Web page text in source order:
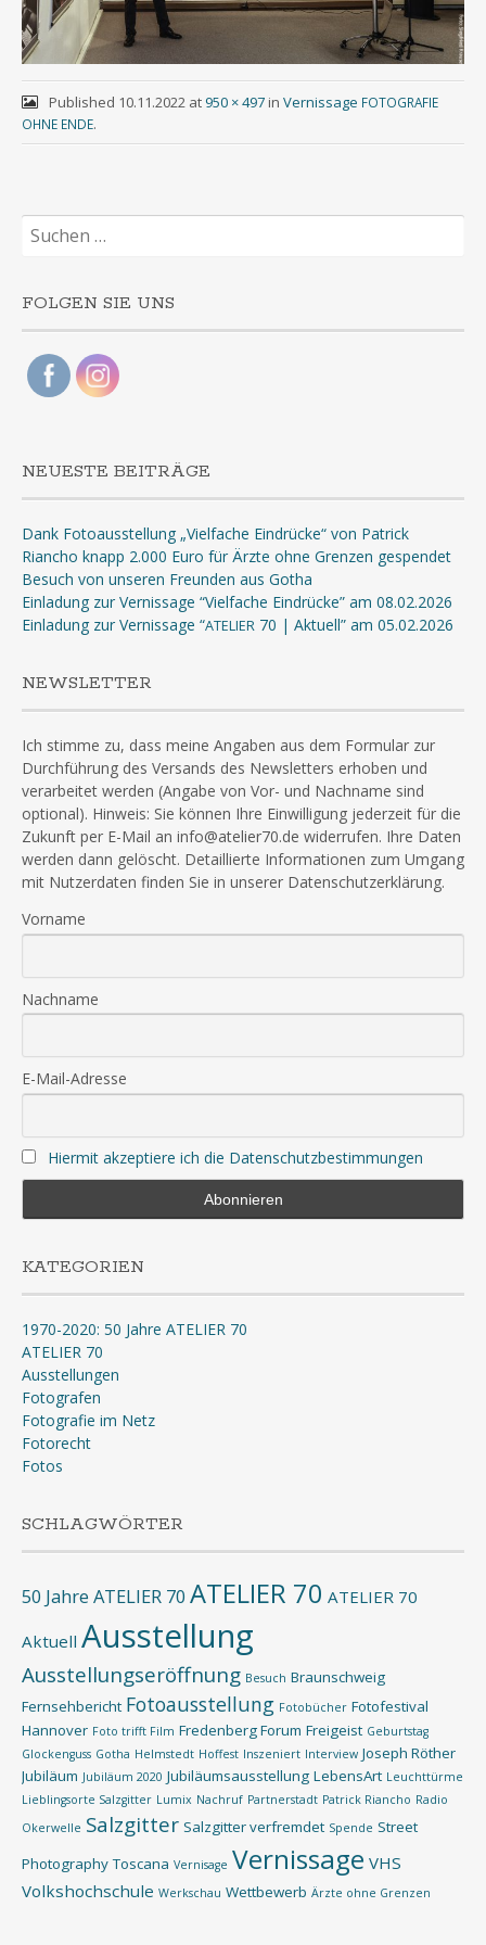
Published 10.11.2022at950 × 497in Vernissage FOTOGRAFIE
OHNE ENDE.
nach:
FOLGEN SIE UNS
NEUESTE BEITRÄGE
Dank Fotoausstellung „Vielfache Eindrücke“ von Patrick
Riancho knapp 2.000 Euro für Ärzte ohne Grenzen gespendet
Besuch von unseren Freunden aus Gotha
Einladung zur Vernissage “Vielfache Eindrücke” am 08.02.2026
Einladung zur Vernissage “ATELIER 70 | Aktuell” am 05.02.2026
NEWSLETTER
Ich stimme zu, dass meine Angaben aus dem Formular zur
Durchführung des Versands des Newsletters erhoben und
verarbeitet werden (Angabe von Vor- und Nachname sind
optional). Hinweis: Sie können Ihre Einwilligung jederzeit für die
Zukunft per E-Mail an info@atelier70.de widerrufen. Ihre Daten
werden dann gelöscht. Detaillierte Informationen zum Umgang
mit Nutzerdaten finden Sie in unserer Datenschutzerklärung.
Vorname
Nachname
E-Mail-Adresse
Hiermit akzeptiere ich die Datenschutzbestimmungen
KATEGORIEN
1970-2020: 50 Jahre ATELIER 70
ATELIER 70
Ausstellungen
Fotografen
Fotografie im Netz
Fotorecht
Fotos
SCHLAGWÖRTER
50 Jahre ATELIER 70 ATELIER 70 ATELIER 70
Aktuell Ausstellung
Ausstellungseröffnung Besuch Braunschweig
Fernsehbericht Fotoausstellung Fotobücher Fotofestival
Hannover Foto trifft Film Fredenberg Forum Freigeist Geburtstag
Glockenguss Gotha Helmstedt Hoffest Inszeniert Interview Joseph Röther
Jubiläum Jubiläum 2020 Jubiläumsausstellung LebensArt Leuchttürme
Lieblingsorte Salzgitter Lumix Nachruf Partnerstadt Patrick Riancho Radio
Okerwelle Salzgitter Salzgitter verfremdet Spende Street
Photography Toscana Vernisage Vernissage VHS
Volkshochschule Werkschau Wettbewerb Ärzte ohne Grenzen